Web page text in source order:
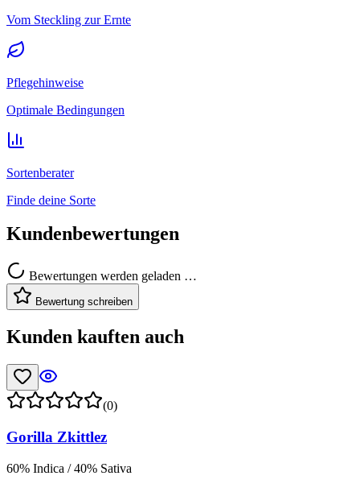
Vom Steckling zur Ernte
Pflegehinweise
Optimale Bedingungen
Sortenberater
Finde deine Sorte
Kundenbewertungen
Bewertungen werden geladen …
Bewertung schreiben
Kunden kauften auch
(0)
Gorilla Zkittlez
60% Indica / 40% Sativa